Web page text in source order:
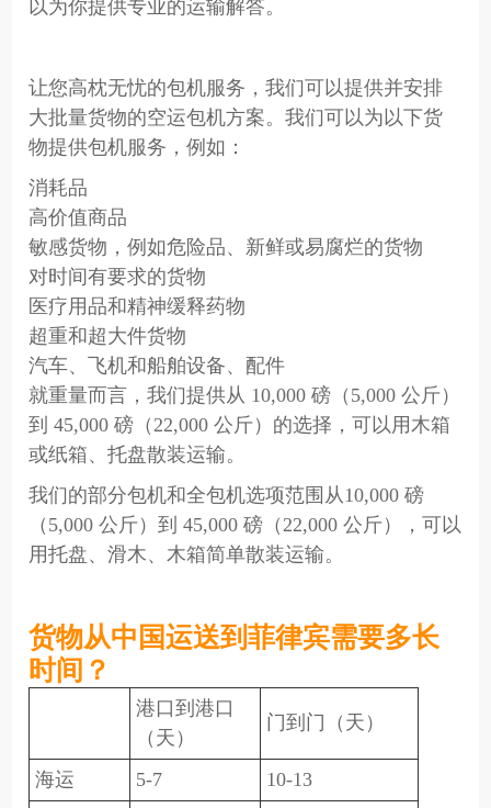
以为你提供专业的运输解答。
让您高枕无忧的包机服务，我们可以提供并安排
大批量货物的空运包机方案。我们可以为以下货
物提供包机服务，例如：
消耗品
高价值商品
敏感货物，例如危险品、新鲜或易腐烂的货物
对时间有要求的货物
医疗用品和精神缓释药物
超重和超大件货物
汽车、飞机和船舶设备、配件
就重量而言，我们提供从 10,000 磅（5,000 公斤）
到 45,000 磅（22,000 公斤）的选择，可以用木箱
或纸箱、托盘散装运输。
我们的部分包机和全包机选项范围从10,000 磅
（5,000 公斤）到 45,000 磅（22,000 公斤），可以
用托盘、滑木、木箱简单散装运输。
货物从中国运送到菲律宾需要多长
时间？
港口到港口
（天）
门到门（天）
海运 5-7
10-13